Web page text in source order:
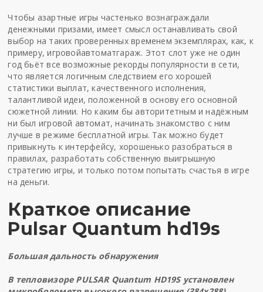
Чтобы азартные игры частенько вознаграждали
денежными призами, имеет смысл останавливать свой
выбор на таких проверенных временем экземплярах, как, к
примеру,игровойавтоматгараж. Этот слот уже не один
год бьёт все возможные рекорды популярности в сети,
что является логичным следствием его хорошей
статистики выплат, качественного исполнения,
талантливой идеи, положенной в основу его основной
сюжетной линии. Но каким бы авторитетным и надёжным
ни был игровой автомат, начинать знакомство с ним
лучше в режиме бесплатной игры. Так можно будет
привыкнуть к интерфейсу, хорошенько разобраться в
правилах, разработать собственную выигрышную
стратегию игры, и только потом попытать счастья в игре
на деньги.
Краткое описание
Pulsar Quantum hd19s
Большая дальность обнаружения
В тепловизоре PULSAR Quantum HD19S установлен